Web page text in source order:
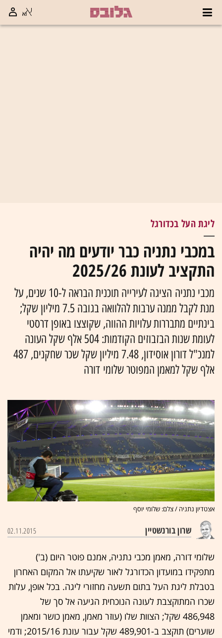
ליגת העל בכדורגל
במכבי נתניה כבר יודעים מה יהיה
התקציב לעונת 2025/26
מכבי נתניה הציגה לעירייה תוכנית הבראה ל-10 שנים, על
מנת לקבל ממנה ערבות להלוואה בגובה 7.5 מיליון שקל;
בינתיים מתבררות עלויות ההווה, שקוצצו באופן דרסטי
לעומת שנות הבזבוזים הקודמות: 504 אלף שקל העונה
למנכ"ל דורון אוסידון, 7.48 מיליון שקל שכר שחקנים, 487
אלף שקל למאמן המפוטר שלומי דורה
אצטדיון נתניה / צלם: שלומי יוסף
שרון בורנשטיין 02.11.2015
שלומי דורה, מאמן מכבי נתניה, אמנם פוטר היום (ב')
מתפקידו במועדון הכדורגל לאור שקיעתו אל המקום האחרון
בטבלת ליגת העל בתום תשעה מחזורי ליגה. בכל אופן, עלות
שכרו המתוקצבת לעונה הנוכחית הגיעה אל סך של
486,948 שקל; הצוות שלו (עוזר מאמן, מאמן כושר ומאמן
שוערים) תוקצב ב-489,901 שקל עבור עונת 2015/16; ודמי